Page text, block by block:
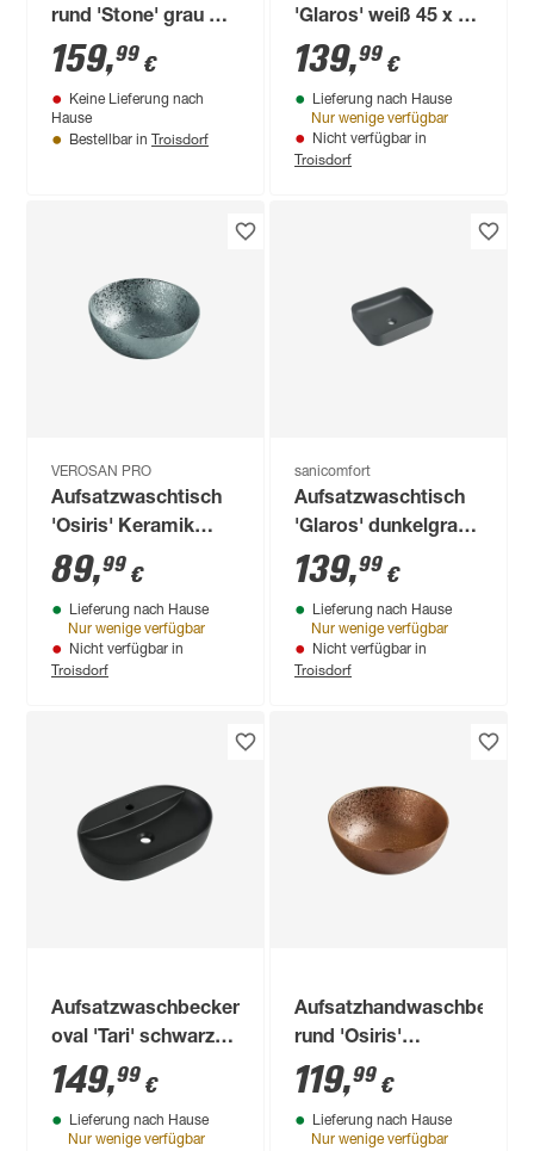
rund 'Stone' grau Ø
46 cm
159,99 €
Keine Lieferung nach
Hause
Bestellbar in Troisdorf
'Glaros' weiß 45 x 56
x 19 cm
139,99 €
Lieferung nach Hause
Nur wenige verfügbar
Nicht verfügbar in
Troisdorf
VEROSAN PRO
Aufsatzwaschtisch
'Osiris' Keramik
silver gemustert Ø
35,8 cm
89,99 €
Lieferung nach Hause
Nur wenige verfügbar
Nicht verfügbar in
Troisdorf
sanicomfort
Aufsatzwaschtisch
'Glaros' dunkelgrau
45 x 56 x 19 cm
139,99 €
Lieferung nach Hause
Nur wenige verfügbar
Nicht verfügbar in
Troisdorf
Aufsatzwaschbecken
oval 'Tari' schwarz
60,5 x 12 x 40 cm
149,99 €
Lieferung nach Hause
Nur wenige verfügbar
Aufsatzhandwaschbecken
rund 'Osiris'
roségoldfarben
gemustert Ø 35,8 x
15,5 cm
119,99 €
Lieferung nach Hause
Nur wenige verfügbar